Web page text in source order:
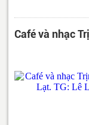
Café và nhạc